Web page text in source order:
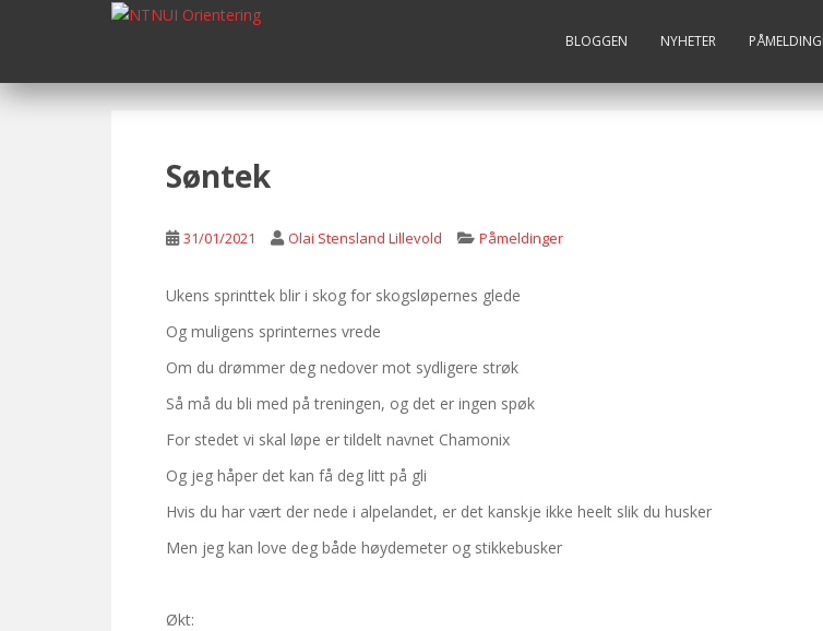
p
BLOGGEN NYHETER
Søntek
31/01/2021 Olai Stensland Lillevold Påmeldinger
Ukens sprinttek blir i skog for skogsløpernes glede
Og muligens sprinternes vrede
Om du drømmer deg nedover mot sydligere strøk
Så må du bli med på treningen, og det er ingen spøk
For stedet vi skal løpe er tildelt navnet Chamonix
Og jeg håper det kan få deg litt på gli
Hvis du har vært der nede i alpelandet, er det kanskje ikke heelt slik du husker
Men jeg kan love deg både høydemeter og stikkebusker
Økt: